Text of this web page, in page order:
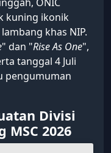
kuning ikonik
khas NIP.
" dan "Rise As One",
tanggal 4 Juli
pengumuman
Divisi
MSC 2026